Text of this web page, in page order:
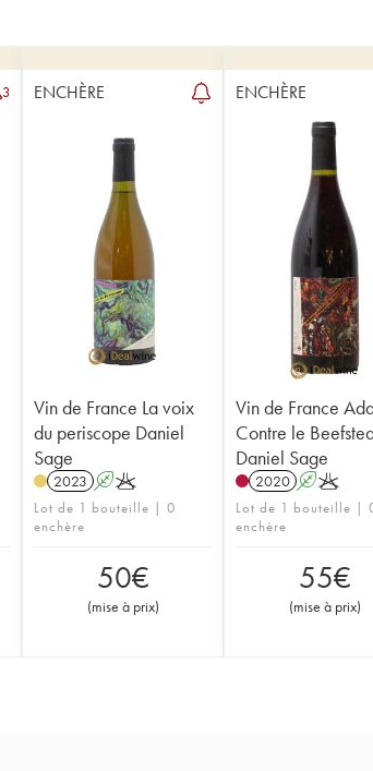
3 ENCHÈRE
Vin de France La voix
du periscope Daniel
Sage
2023 AK
Lot de 1 bouteille | 0
enchère
50€
(mise à prix)
ENCHÈRE
Vin de France
Contre le
Daniel Sage
2020 AK
Lot de 1 bouteille |
enchère
55€
(mise à prix)